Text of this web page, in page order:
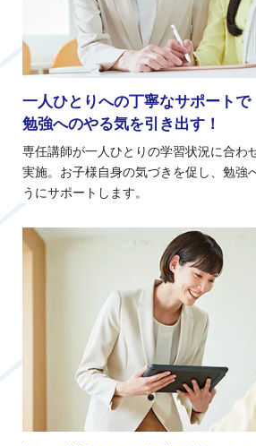
一人ひとりへの丁寧なサポートで
勉強へのやる気を引き出す！
専任講師が一人ひとりの学習状況に合わ
実施。お子様自身の気づきを促し、勉強
うにサポートします。